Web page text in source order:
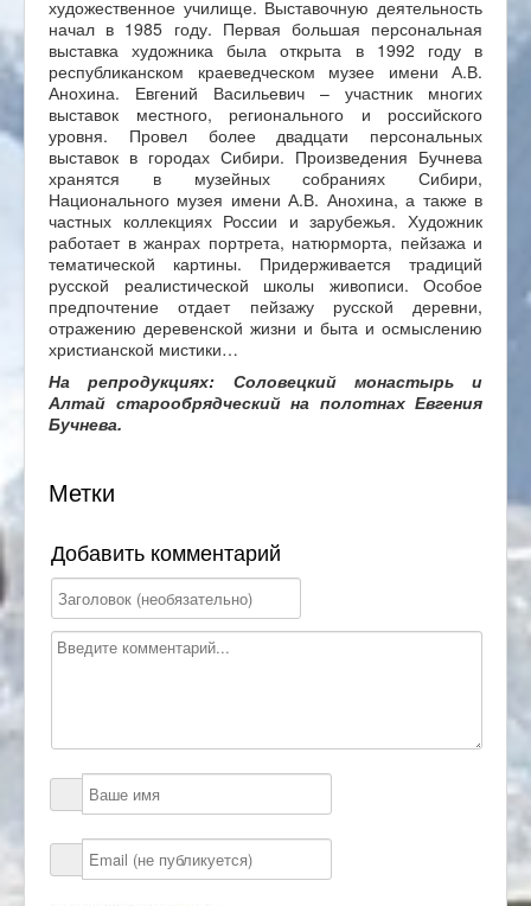
художественное училище. Выставочную деятельность
начал в 1985 году. Первая большая персональная
выставка художника была открыта в 1992 году в
республиканском краеведческом музее имени А.В.
Анохина. Евгений Васильевич – участник многих
выставок местного, регионального и российского
уровня. Провел более двадцати персональных
выставок в городах Сибири. Произведения Бучнева
хранятся в музейных собраниях Сибири,
Национального музея имени А.В. Анохина, а также в
частных коллекциях России и зарубежья. Художник
работает в жанрах портрета, натюрморта, пейзажа и
тематической картины. Придерживается традиций
русской реалистической школы живописи. Особое
предпочтение отдает пейзажу русской деревни,
отражению деревенской жизни и быта и осмыслению
христианской мистики…
На репродукциях: Соловецкий монастырь и
Алтай старообрядческий на полотнах Евгения
Бучнева.
Метки
Добавить комментарий